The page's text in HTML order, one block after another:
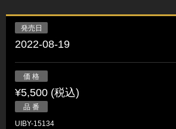
発売日
2022-08-19
価 格
¥5,500 (税込)
品 番
UIBY-15134